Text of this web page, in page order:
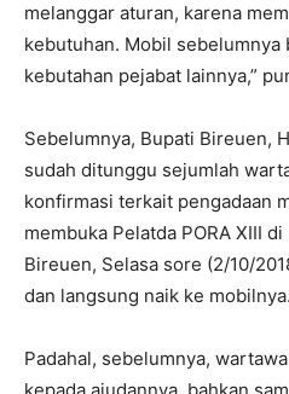
melanggar aturan, karena
kebutuhan. Mobil sebelumnya
kebutahan pejabat lainnya,”
Sebelumnya, Bupati Bireuen,
sudah ditunggu sejumlah
konfirmasi terkait pengadaan
membuka Pelatda PORA XIII
Bireuen, Selasa sore (2/10/
dan langsung naik ke mobilnya.
Padahal, sebelumnya,